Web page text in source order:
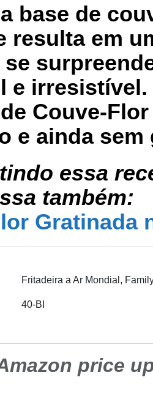
base de
resulta em
e
Couve-
e ainda sem
essa
também:
Gratinada
Fritadeira a Ar Mondial,
40-BI
price